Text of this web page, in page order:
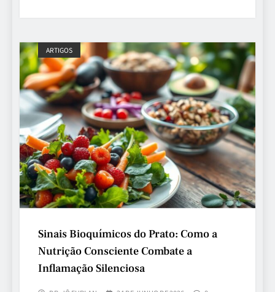
ARTIGOS
Sinais Bioquímicos do Prato: Como a
Nutrição Consciente Combate a
Inflamação Silenciosa